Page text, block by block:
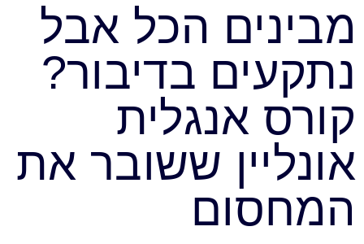
מבינים הכל אבל
נתקעים בדיבור?
קורס אנגלית
אונליין ששובר את
המחסום